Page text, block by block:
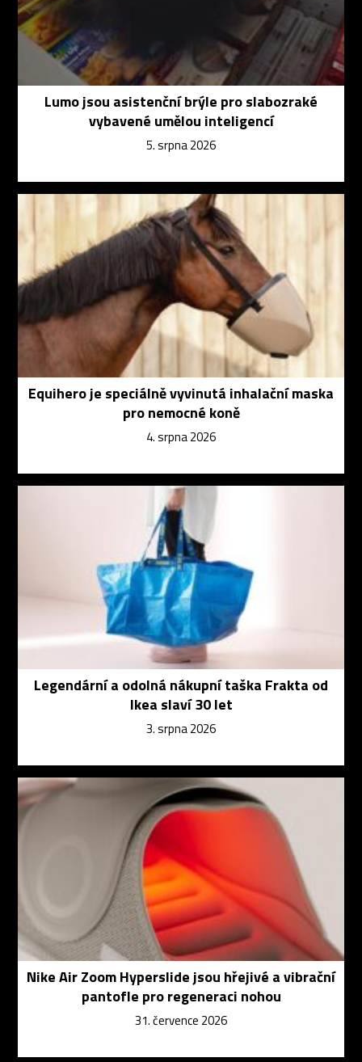
Lumo jsou asistenční brýle pro slabozraké
vybavené umělou inteligencí
5. srpna 2026
Equihero je speciálně vyvinutá inhalační maska
pro nemocné koně
4. srpna 2026
Legendární a odolná nákupní taška Frakta od
Ikea slaví 30 let
3. srpna 2026
Nike Air Zoom Hyperslide jsou hřejivé a vibrační
pantofle pro regeneraci nohou
31. července 2026